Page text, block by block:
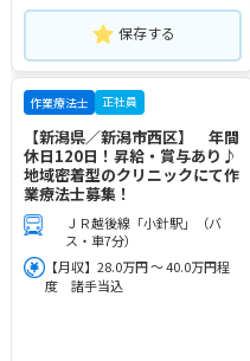
保存する
作業療法士 正社員
【新潟県／新潟市西区】 年間
休日120日！昇給・賞与あり♪
地域密着型のクリニックにて作
業療法士募集！
ＪＲ越後線「小針駅」（バ
ス・車7分）
【月収】28.0万円 ～ 40.0万円程
度 諸手当込